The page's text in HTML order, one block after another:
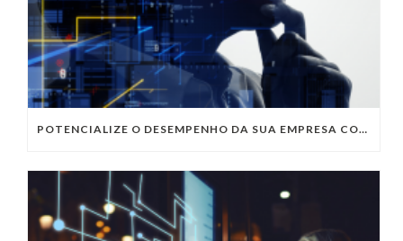
POTENCIALIZE O DESEMPENHO DA SUA EMPRESA COM OS SERVIÇOS DE TI DA VIVO VITA